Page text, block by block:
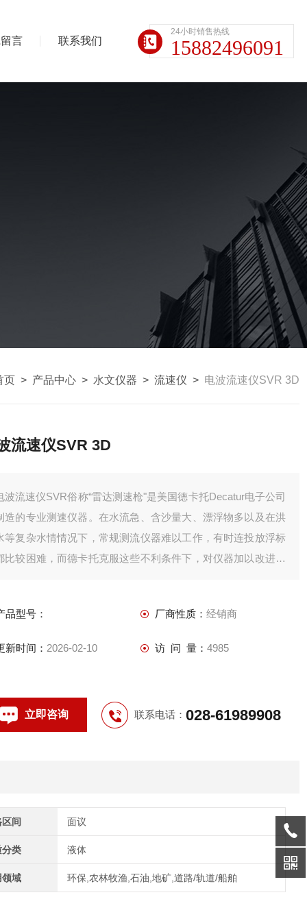
言 联系我们
24小时销售热线
15882496091
页 > 产品中心 > 水文仪器 > 流速仪 > 电波流速仪SVR 3D
流速仪SVR 3D
波流速仪SVR俗称“雷达测速枪"是美国德卡托Decatur电子公司
造的专业测速仪器。在水流急、含沙量大、漂浮物多以及在洪
等复杂水情情况下，常规测流仪器难以工作，有时连投放浮标
比较困难，而德卡托克服这些不利条件下，对仪器加以改进，
品型号：
厂商性质： 经销商
新时间： 2026-02-10 访 问 量： 4985
立即咨询 联系电话： 028-61989908
间 面议
类 液体
领域 环保,农林牧渔,石油,地矿,道路/轨道/船舶